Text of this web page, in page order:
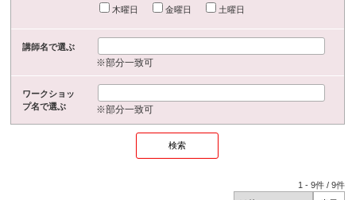
木曜日
金曜日 土曜日
講師名で選ぶ
※部分一致可
ワークショッ
プ名で選ぶ
※部分一致可
1 -9件 /9件